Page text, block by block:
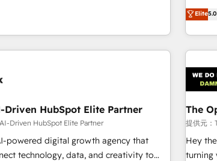
customers - Make better decisions with
voice and
no permiten decidir bien, y
mejorar los procesos. Y así, vuelta
gira sin avanzar —un problema que
con el CRM y más con cómo opera la
sin frenarla, con la adopción que
proceso que ordenás construye el
opera tu empresa —lo único que no
En un mundo donde todos tendrán
quien tenga el mejor contexto para
proven
We
Design
🔗
wide adoption We create
teams
Elite5.0
HubSpot Elite Partner
Driven HubSpot Elite Partner
powered digital growth agency that
technology, data, and creativity to
The
提供元：
Hey
turning